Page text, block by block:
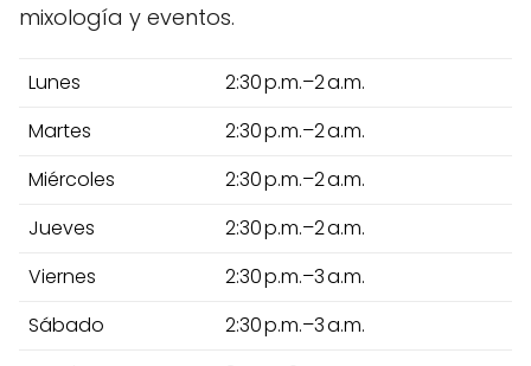
mixología y eventos.
Lunes
2:30 p.m.–2 a.m.
Martes
2:30 p.m.–2 a.m.
Miércoles
2:30 p.m.–2 a.m.
Jueves
2:30 p.m.–2 a.m.
Viernes
2:30 p.m.–3 a.m.
Sábado
2:30 p.m.–3 a.m.